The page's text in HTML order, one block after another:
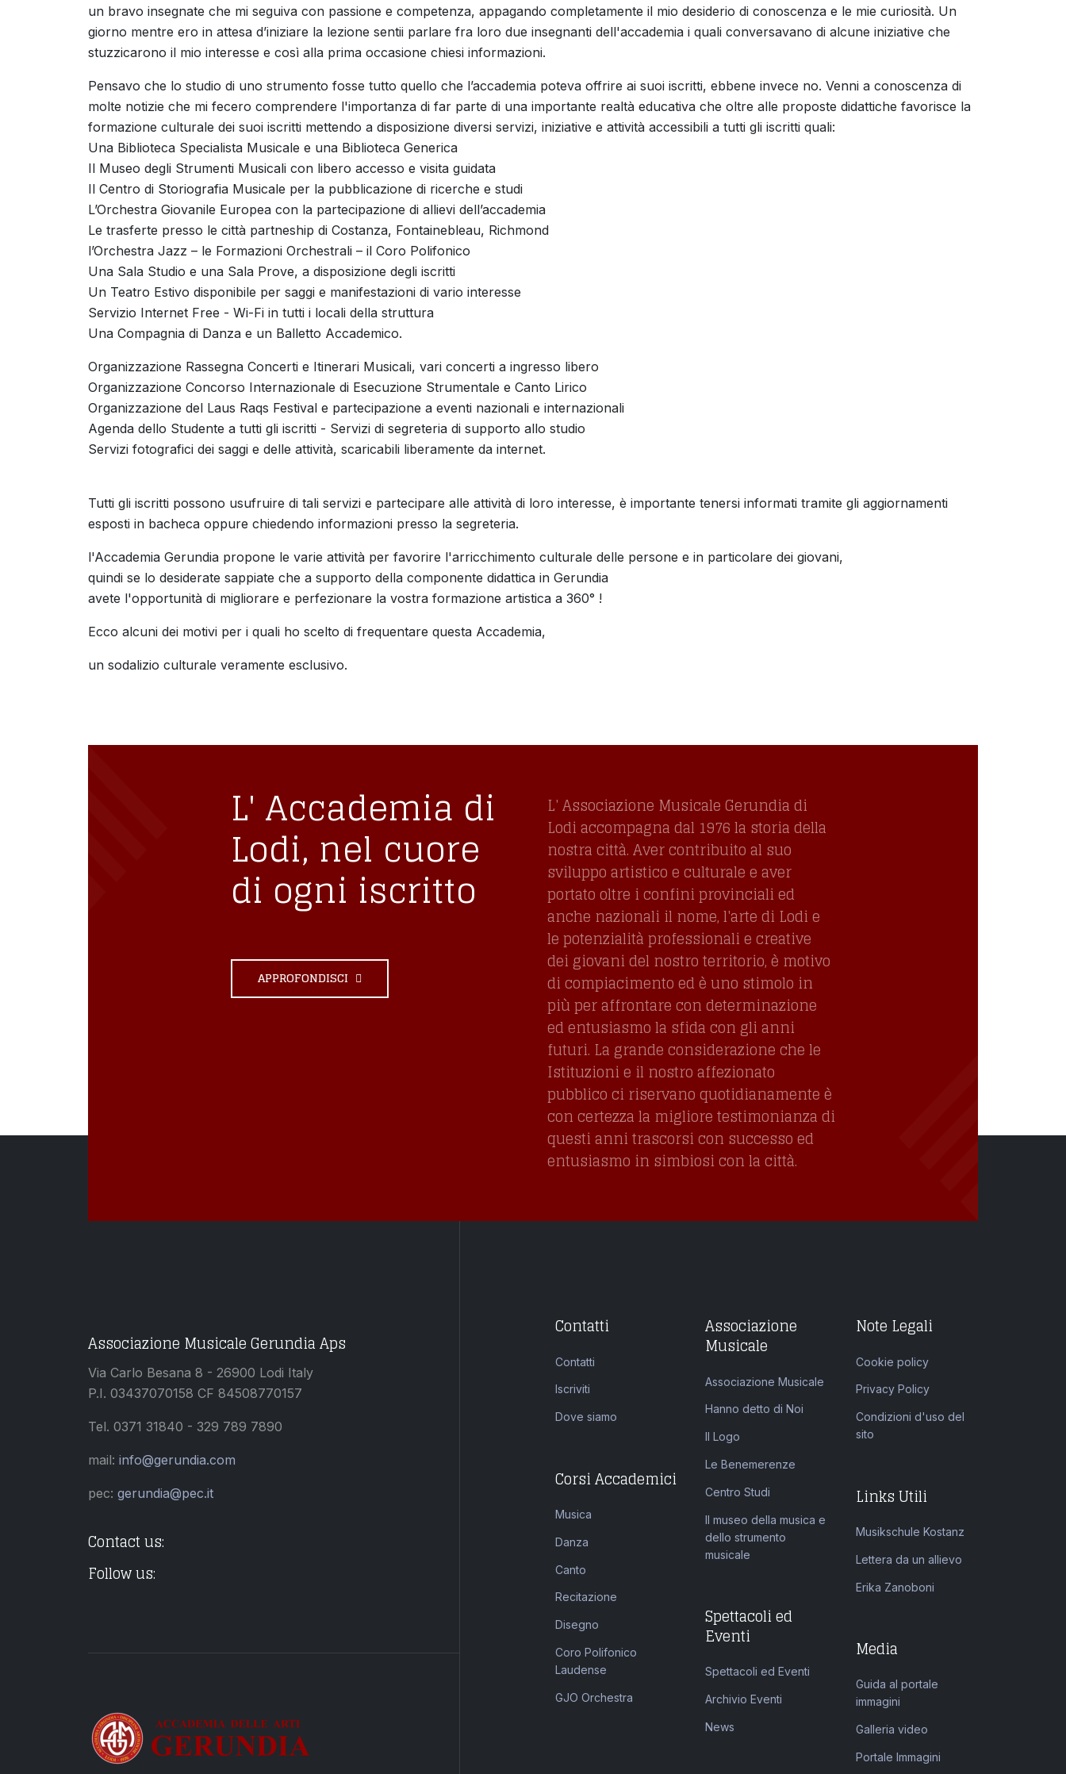
un bravo insegnate che mi seguiva con passione e competenza, appagando completamente il mio desiderio di conoscenza e le mie curiosità. Un
giorno mentre ero in attesa d’iniziare la lezione sentii parlare fra loro due insegnanti dell'accademia i quali conversavano di alcune iniziative che
stuzzicarono il mio interesse e così alla prima occasione chiesi informazioni.
Pensavo che lo studio di uno strumento fosse tutto quello che l’accademia poteva offrire ai suoi iscritti, ebbene invece no. Venni a conoscenza di
molte notizie che mi fecero comprendere l'importanza di far parte di una importante realtà educativa che oltre alle proposte didattiche favorisce la
formazione culturale dei suoi iscritti mettendo a disposizione diversi servizi, iniziative e attività accessibili a tutti gli iscritti quali:
Una Biblioteca Specialista Musicale e una Biblioteca Generica
Il Museo degli Strumenti Musicali con libero accesso e visita guidata
Il Centro di Storiografia Musicale per la pubblicazione di ricerche e studi
L’Orchestra Giovanile Europea con la partecipazione di allievi dell’accademia
Le trasferte presso le città partneship di Costanza, Fontainebleau, Richmond
l’Orchestra Jazz – le Formazioni Orchestrali – il Coro Polifonico
Una Sala Studio e una Sala Prove, a disposizione degli iscritti
Un Teatro Estivo disponibile per saggi e manifestazioni di vario interesse
Servizio Internet Free - Wi-Fi in tutti i locali della struttura
Una Compagnia di Danza e un Balletto Accademico.
Organizzazione Rassegna Concerti e Itinerari Musicali, vari concerti a ingresso libero
Organizzazione Concorso Internazionale di Esecuzione Strumentale e Canto Lirico
Organizzazione del Laus Raqs Festival e partecipazione a eventi nazionali e internazionali
Agenda dello Studente a tutti gli iscritti - Servizi di segreteria di supporto allo studio
Servizi fotografici dei saggi e delle attività, scaricabili liberamente da internet.
Tutti gli iscritti possono usufruire di tali servizi e partecipare alle attività di loro interesse, è importante tenersi informati tramite gli aggiornamenti
esposti in bacheca oppure chiedendo informazioni presso la segreteria.
l'Accademia Gerundia propone le varie attività per favorire l'arricchimento culturale delle persone e in particolare dei giovani,
quindi se lo desiderate sappiate che a supporto della componente didattica in Gerundia
avete l'opportunità di migliorare e perfezionare la vostra formazione artistica a 360° !
Ecco alcuni dei motivi per i quali ho scelto di frequentare questa Accademia,
un sodalizio culturale veramente esclusivo.
L' Accademia di
Lodi, nel cuore
di ogni iscritto
APPROFONDISCI
L' Associazione Musicale Gerundia di
Lodi accompagna dal 1976 la storia della
nostra città. Aver contribuito al suo
sviluppo artistico e culturale e aver
portato oltre i confini provinciali ed
anche nazionali il nome, l'arte di Lodi e
le potenzialità professionali e creative
dei giovani del nostro territorio, è motivo
di compiacimento ed è uno stimolo in
più per affrontare con determinazione
ed entusiasmo la sfida con gli anni
futuri. La grande considerazione che le
Istituzioni e il nostro affezionato
pubblico ci riservano quotidianamente è
con certezza la migliore testimonianza di
questi anni trascorsi con successo ed
entusiasmo in simbiosi con la città.
Associazione Musicale Gerundia Aps
Via Carlo Besana 8 - 26900 Lodi Italy
P.I. 03437070158 CF 84508770157
Tel. 0371 31840 - 329 789 7890
mail: info@gerundia.com
pec: gerundia@pec.it
Contact us:
Follow us:
Contatti
Contatti
Iscriviti
Dove siamo
Corsi Accademici
Musica
Danza
Canto
Recitazione
Disegno
Coro Polifonico
Laudense
GJO Orchestra
Associazione
Musicale
Associazione Musicale
Hanno detto di Noi
Il Logo
Le Benemerenze
Centro Studi
Il museo della musica e
dello strumento
musicale
Spettacoli ed
Eventi
Spettacoli ed Eventi
Archivio Eventi
News
Note Legali
Cookie policy
Privacy Policy
Condizioni d'uso del
sito
Links Utili
Musikschule Kostanz
Lettera da un allievo
Erika Zanoboni
Media
Guida al portale
immagini
Galleria video
Portale Immagini